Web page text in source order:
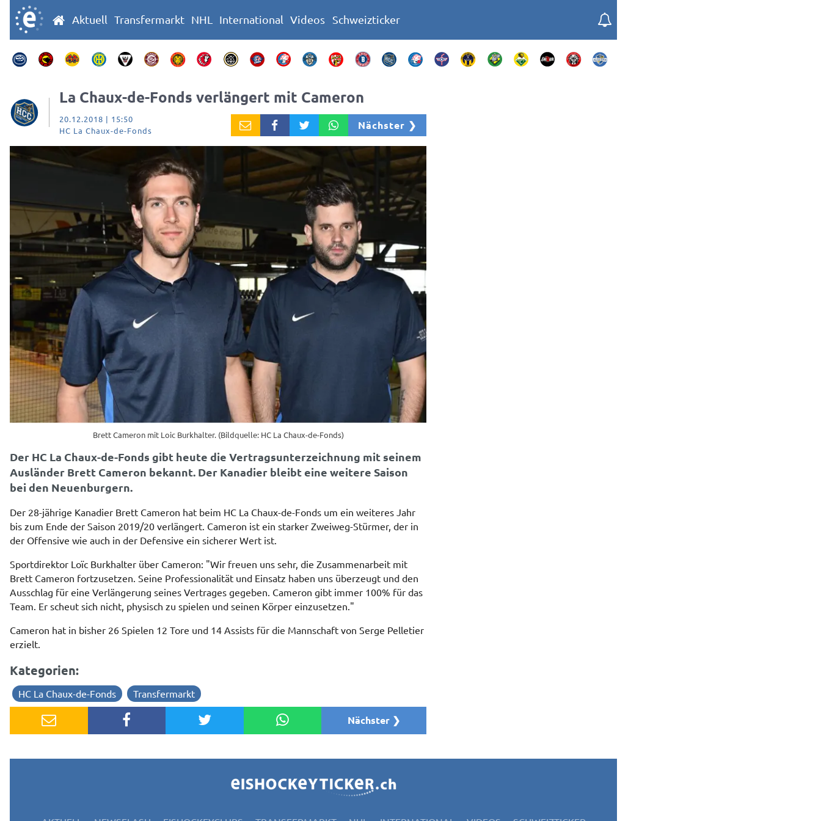
Aktuell Transfermarkt NHL International Videos Schweizticker
La Chaux-de-Fonds verlängert mit Cameron
20.12.2018 | 15:50
HC La Chaux-de-Fonds
Nächster ❯
Brett Cameron mit Loic Burkhalter. (Bildquelle: HC La Chaux-de-Fonds)
Der HC La Chaux-de-Fonds gibt heute die Vertragsunterzeichnung mit seinem
Ausländer Brett Cameron bekannt. Der Kanadier bleibt eine weitere Saison
bei den Neuenburgern.
Der 28-jährige Kanadier Brett Cameron hat beim HC La Chaux-de-Fonds um ein weiteres Jahr
bis zum Ende der Saison 2019/20 verlängert. Cameron ist ein starker Zweiweg-Stürmer, der in
der Offensive wie auch in der Defensive ein sicherer Wert ist.
Sportdirektor Loïc Burkhalter über Cameron: "Wir freuen uns sehr, die Zusammenarbeit mit
Brett Cameron fortzusetzen. Seine Professionalität und Einsatz haben uns überzeugt und den
Ausschlag für eine Verlängerung seines Vertrages gegeben. Cameron gibt immer 100% für das
Team. Er scheut sich nicht, physisch zu spielen und seinen Körper einzusetzen."
Cameron hat in bisher 26 Spielen 12 Tore und 14 Assists für die Mannschaft von Serge Pelletier
erzielt.
Kategorien:
HC La Chaux-de-Fonds Transfermarkt
Nächster ❯